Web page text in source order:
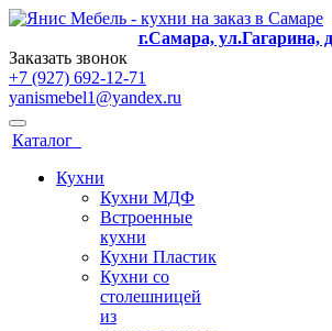
г.Самара, ул.Гагарина,
Заказать звонок
+7 (927) 692-12-71
yanismebel1@yandex.ru
Каталог
Кухни
Кухни МДФ
Встроенные
кухни
Кухни Пластик
Кухни со
столешницей
из